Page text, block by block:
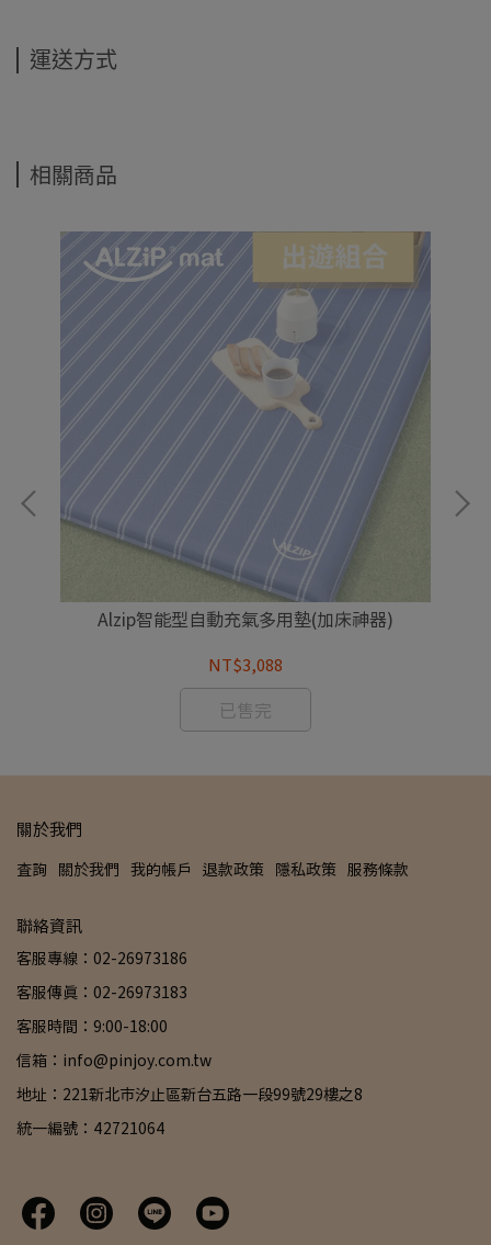
運送方式
相關商品
Alzip智能型自動充氣多用墊(加床神器)
NT$3,088
已售完
關於我們
查詢 關於我們 我的帳戶 退款政策 隱私政策 服務條款
聯絡資訊
客服專線：02-26973186
客服傳真：02-26973183
客服時間：9:00-18:00
信箱：info@pinjoy.com.tw
地址：221新北市汐止區新台五路一段99號29樓之8
統一編號：42721064